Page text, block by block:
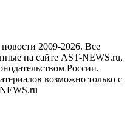
2009-2026. Все
на сайте AST-NEWS.ru,
России.
возможно только с